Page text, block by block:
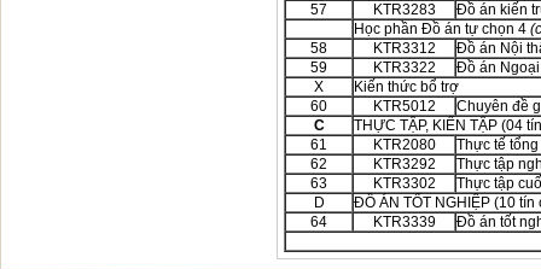
57
KTR3283
Đồ án kiến
Học phần Đồ án tự chọn 4
58
KTR3312
Đồ án Nội
59
KTR3322
Đồ án
X
Kiến thức bổ trợ
60
KTR5012
Chuyên đề
C
THỰC TẬP, KIẾN TẬP (04
61
KTR2080
Thực tế
62
KTR3292
Thực tập
63
KTR3302
Thực tập
D
ĐỒ ÁN TỐT NGHIỆP (10 tín
64
KTR3339 Đồ